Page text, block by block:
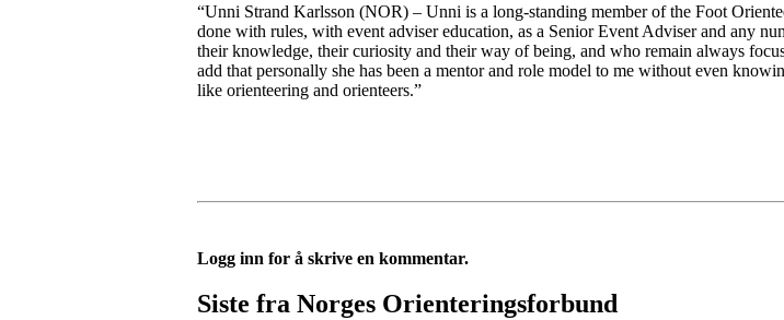
“Unni Strand Karlsson (NOR) – Unni is a long-standing member of the Foot
done with rules, with event adviser education, as a Senior Event Adviser and any
their knowledge, their curiosity and their way of being, and who remain always
add that personally she has been a mentor and role model to me without even
like orienteering and orienteers.”
Logg inn for å skrive en kommentar.
Siste fra Norges Orienteringsforbund